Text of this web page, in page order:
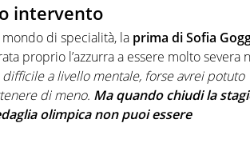
intervento
di specialità, la prima di Sofia
proprio l’azzurra a essere molto severa
difficile a livello mentale, forse avrei potuto
di meno. Ma quando chiudi la
olimpica non puoi essere